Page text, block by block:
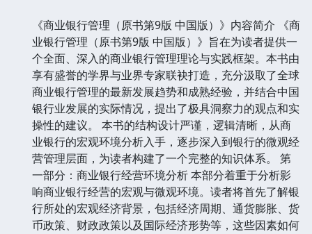
《商业银行管理（原书第9版 中国版）》内容简介 《商
业银行管理（原书第9版 中国版）》旨在为读者提供一
个全面、深入的商业银行管理理论与实践框架。本书由
享有盛誉的学界与业界专家联袂打造，充分汲取了全球
商业银行管理的最新发展趋势和成熟经验，并结合中国
银行业发展的实际情况，提出了极具洞察力的观点和实
操性的建议。 本书的结构设计严谨，逻辑清晰，从商
业银行的宏观环境分析入手，逐步深入到银行的微观经
营管理层面，为读者构建了一个完整的知识体系。 第
一部分：商业银行经营环境分析 本部分着重于分析影
响商业银行经营的宏观与微观环境。读者将首先了解银
行所处的宏观经济背景，包括经济周期、通货膨胀、货
币政策、财政政策以及国际经济形势等，这些因素如何